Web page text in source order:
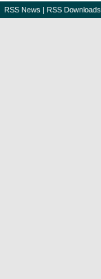
RSS News | RSS Downloads